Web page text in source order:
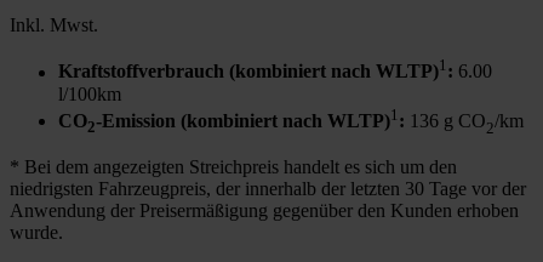
Inkl. Mwst.
Kraftstoffverbrauch (kombiniert nach WLTP)1 : 6.00
l/100km
CO2-Emission (kombiniert nach WLTP)1 : 136 g CO2/km
* Bei dem angezeigten Streichpreis handelt es sich um den
niedrigsten Fahrzeugpreis, der innerhalb der letzten 30 Tage vor der
Anwendung der Preisermäßigung gegenüber den Kunden erhoben
wurde.